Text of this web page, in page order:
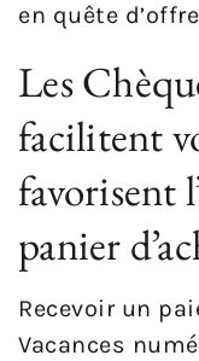
en quête
Les
facilitent
favorisent
panier
Recevoir un
Vacances